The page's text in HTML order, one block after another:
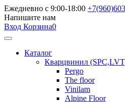
Ежедневно с 9:00-18:00
Напишите нам
Вход Корзина0
Каталог
Кварцвинил
Pergo
The floor
Vinilam
Alpine Floor